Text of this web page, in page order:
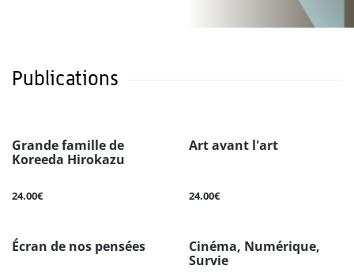
Publications
Grande famille de
Koreeda Hirokazu
24.00€
Art avant l'art
24.00€
Écran de nos pensées
Cinéma, Numérique,
Survie